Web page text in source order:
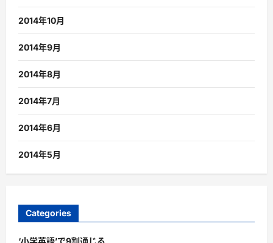
2014年10月
2014年9月
2014年8月
2014年7月
2014年6月
2014年5月
Categories